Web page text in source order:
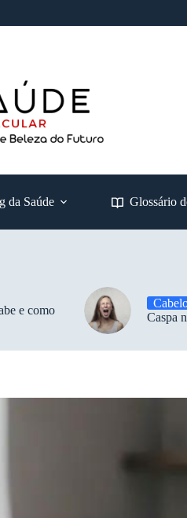
da Saúde Glossário
e como
Caspa